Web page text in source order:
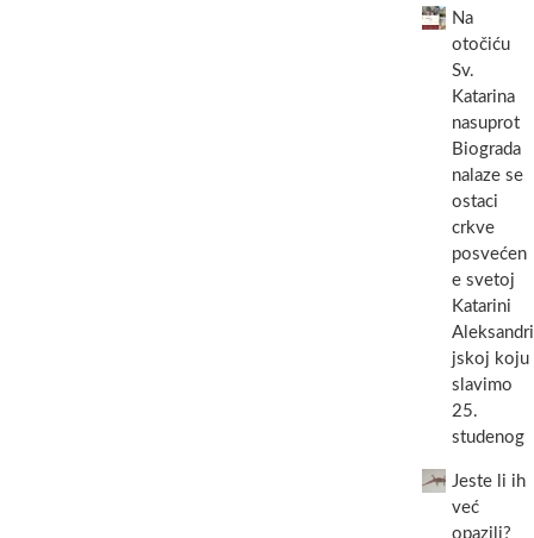
Na
otočiću
Sv.
Katarina
nasuprot
Biograda
nalaze se
ostaci
crkve
posvećen
e svetoj
Katarini
Aleksandri
jskoj koju
slavimo
25.
studenog
Jeste li ih
već
opazili?